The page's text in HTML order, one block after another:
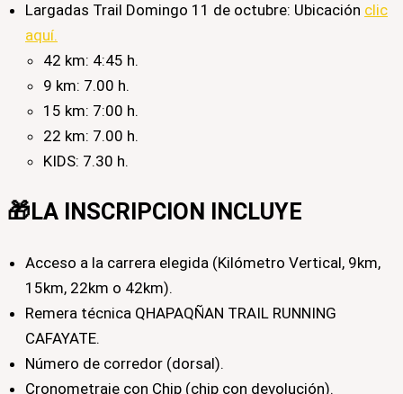
Largadas Trail Domingo 11 de octubre: Ubicación clic
aquí.
42 km: 4:45 h.
9 km: 7.00 h.
15 km: 7:00 h.
22 km: 7.00 h​.
KIDS: 7.30 h.
🎁LA INSCRIPCION INCLUYE
Acceso a la carrera elegida (Kilómetro Vertical, 9km,
15km, 22km o 42km).
Remera técnica QHAPAQÑAN TRAIL RUNNING
CAFAYATE.
Número de corredor (dorsal).
Cronometraje con Chip (chip con devolución).